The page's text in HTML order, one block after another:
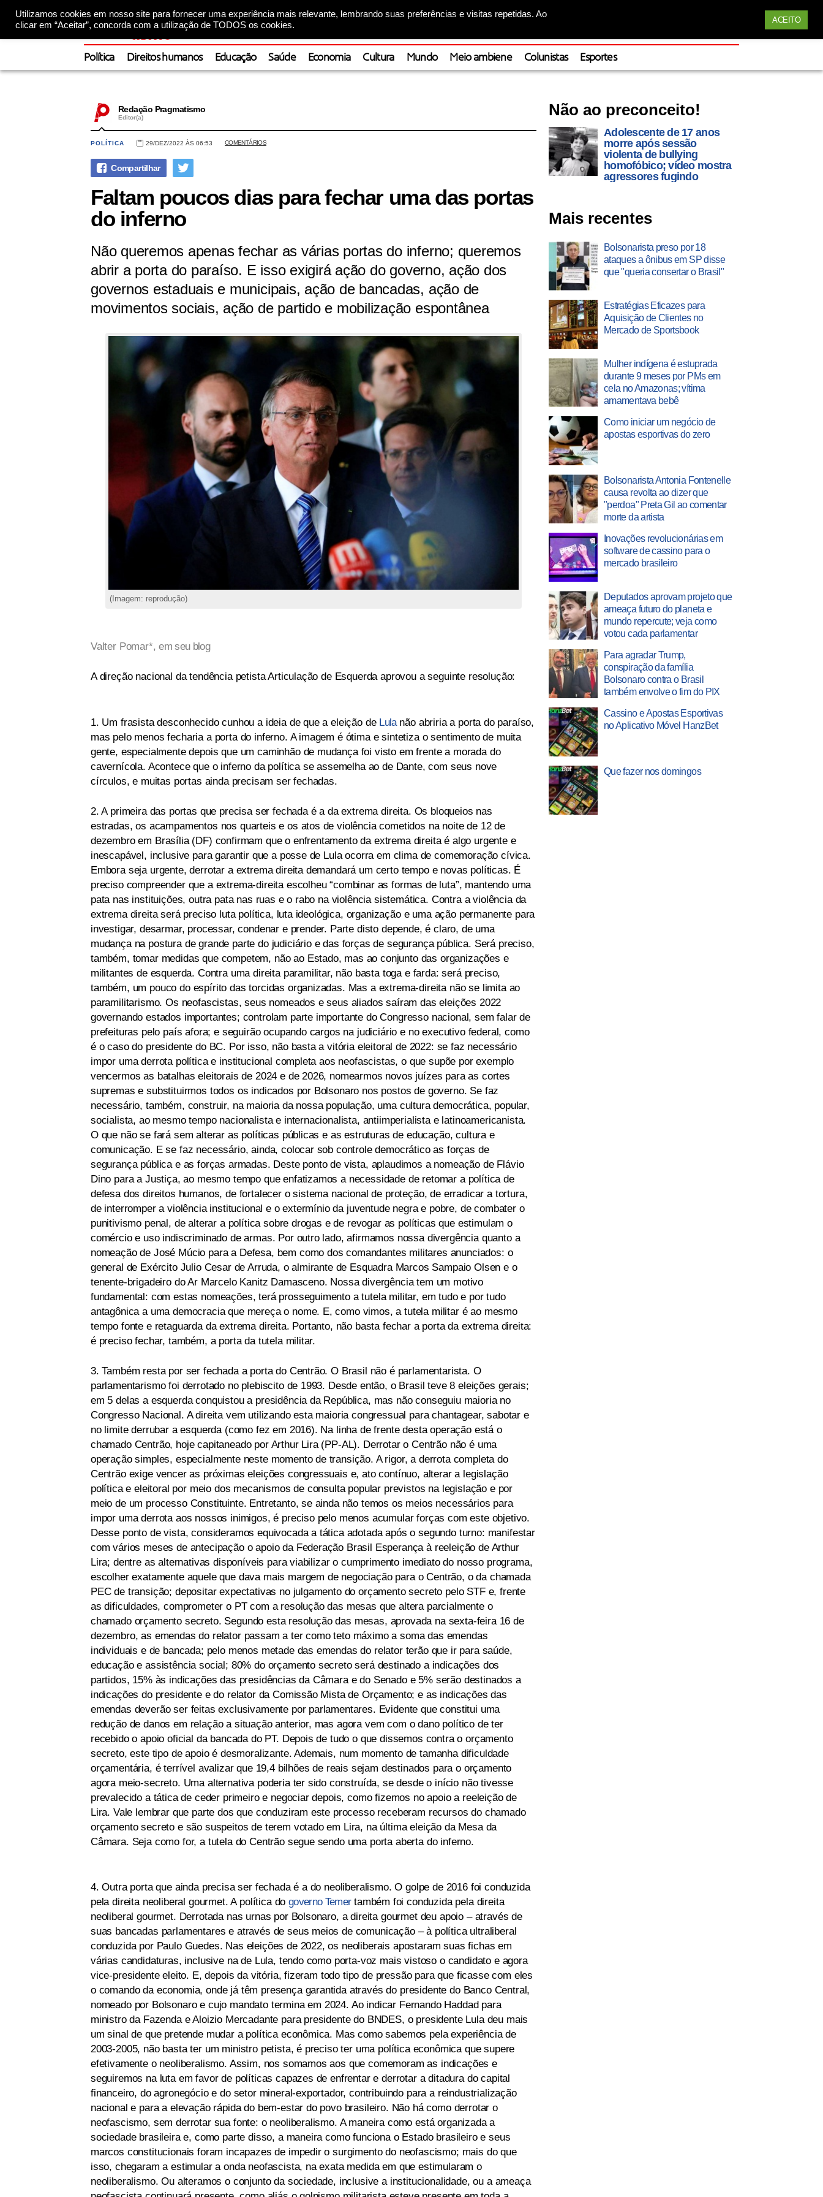
Utilizamos cookies em nosso site para fornecer uma experiência mais relevante, lembrando suas preferências e visitas repetidas. Ao
clicar em “Aceitar”, concorda com a utilização de TODOS os cookies.
ACEITO
Política Direitos humanos Educação Saúde Economia Cultura Mundo Meio ambiene Colunistas Esportes
Redação Pragmatismo
Editor(a)
POLÍTICA 29/DEZ/2022 ÀS 06:53 COMENTÁRIOS
Faltam poucos dias para fechar uma das portas
do inferno
Não queremos apenas fechar as várias portas do inferno; queremos
abrir a porta do paraíso. E isso exigirá ação do governo, ação dos
governos estaduais e municipais, ação de bancadas, ação de
movimentos sociais, ação de partido e mobilização espontânea
(Imagem: reprodução)
Valter Pomar*,em seu blog
A direção nacional da tendência petista Articulação de Esquerda aprovou a seguinte resolução:
1. Um frasista desconhecido cunhou a ideia de que a eleição de Lulanão abriria a porta do paraíso,
mas pelo menos fecharia a porta do inferno. A imagem é ótima e sintetiza o sentimento de muita
gente, especialmente depois que um caminhão de mudança foi visto em frente a morada do
cavernícola. Acontece que o inferno da política se assemelha ao de Dante, com seus nove
círculos, e muitas portas ainda precisam ser fechadas.
2. A primeira das portas que precisa ser fechada é a da extrema direita. Os bloqueios nas
estradas, os acampamentos nos quarteis e os atos de violência cometidos na noite de 12 de
dezembro em Brasília (DF) confirmam que o enfrentamento da extrema direita é algo urgente e
inescapável, inclusive para garantir que a posse de Lula ocorra em clima de comemoração cívica.
Embora seja urgente, derrotar a extrema direita demandará um certo tempo e novas políticas. É
preciso compreender que a extrema-direita escolheu “combinar as formas de luta”, mantendo uma
pata nas instituições, outra pata nas ruas e o rabo na violência sistemática. Contra a violência da
extrema direita será preciso luta política, luta ideológica, organização e uma ação permanente para
investigar, desarmar, processar, condenar e prender. Parte disto depende, é claro, de uma
mudança na postura de grande parte do judiciário e das forças de segurança pública. Será preciso,
também, tomar medidas que competem, não ao Estado, mas ao conjunto das organizações e
militantes de esquerda. Contra uma direita paramilitar, não basta toga e farda: será preciso,
também, um pouco do espírito das torcidas organizadas. Mas a extrema-direita não se limita ao
paramilitarismo. Os neofascistas, seus nomeados e seus aliados saíram das eleições 2022
governando estados importantes; controlam parte importante do Congresso nacional, sem falar de
prefeituras pelo país afora; e seguirão ocupando cargos na judiciário e no executivo federal, como
é o caso do presidente do BC. Por isso, não basta a vitória eleitoral de 2022: se faz necessário
impor uma derrota política e institucional completa aos neofascistas, o que supõe por exemplo
vencermos as batalhas eleitorais de 2024 e de 2026, nomearmos novos juízes para as cortes
supremas e substituirmos todos os indicados por Bolsonaro nos postos de governo. Se faz
necessário, também, construir, na maioria da nossa população, uma cultura democrática, popular,
socialista, ao mesmo tempo nacionalista e internacionalista, antiimperialista e latinoamericanista.
O que não se fará sem alterar as políticas públicas e as estruturas de educação, cultura e
comunicação. E se faz necessário, ainda, colocar sob controle democrático as forças de
segurança pública e as forças armadas. Deste ponto de vista, aplaudimos a nomeação de Flávio
Dino para a Justiça, ao mesmo tempo que enfatizamos a necessidade de retomar a política de
defesa dos direitos humanos, de fortalecer o sistema nacional de proteção, de erradicar a tortura,
de interromper a violência institucional e o extermínio da juventude negra e pobre, de combater o
punitivismo penal, de alterar a política sobre drogas e de revogar as políticas que estimulam o
comércio e uso indiscriminado de armas. Por outro lado, afirmamos nossa divergência quanto a
nomeação de José Múcio para a Defesa, bem como dos comandantes militares anunciados: o
general de Exército Julio Cesar de Arruda, o almirante de Esquadra Marcos Sampaio Olsen e o
tenente-brigadeiro do Ar Marcelo Kanitz Damasceno. Nossa divergência tem um motivo
fundamental: com estas nomeações, terá prosseguimento a tutela militar, em tudo e por tudo
antagônica a uma democracia que mereça o nome. E, como vimos, a tutela militar é ao mesmo
tempo fonte e retaguarda da extrema direita. Portanto, não basta fechar a porta da extrema direita:
é preciso fechar, também, a porta da tutela militar.
3. Também resta por ser fechada a porta do Centrão. O Brasil não é parlamentarista. O
parlamentarismo foi derrotado no plebiscito de 1993. Desde então, o Brasil teve 8 eleições gerais;
em 5 delas a esquerda conquistou a presidência da República, mas não conseguiu maioria no
Congresso Nacional. A direita vem utilizando esta maioria congressual para chantagear, sabotar e
no limite derrubar a esquerda (como fez em 2016). Na linha de frente desta operação está o
chamado Centrão, hoje capitaneado por Arthur Lira (PP-AL). Derrotar o Centrão não é uma
operação simples, especialmente neste momento de transição. A rigor, a derrota completa do
Centrão exige vencer as próximas eleições congressuais e, ato contínuo, alterar a legislação
política e eleitoral por meio dos mecanismos de consulta popular previstos na legislação e por
meio de um processo Constituinte. Entretanto, se ainda não temos os meios necessários para
impor uma derrota aos nossos inimigos, é preciso pelo menos acumular forças com este objetivo.
Desse ponto de vista, consideramos equivocada a tática adotada após o segundo turno: manifestar
com vários meses de antecipação o apoio da Federação Brasil Esperança à reeleição de Arthur
Lira; dentre as alternativas disponíveis para viabilizar o cumprimento imediato do nosso programa,
escolher exatamente aquele que dava mais margem de negociação para o Centrão, o da chamada
PEC de transição; depositar expectativas no julgamento do orçamento secreto pelo STF e, frente
as dificuldades, comprometer o PT com a resolução das mesas que altera parcialmente o
chamado orçamento secreto. Segundo esta resolução das mesas, aprovada na sexta-feira 16 de
dezembro, as emendas do relator passam a ter como teto máximo a soma das emendas
individuais e de bancada; pelo menos metade das emendas do relator terão que ir para saúde,
educação e assistência social; 80% do orçamento secreto será destinado a indicações dos
partidos, 15% às indicações das presidências da Câmara e do Senado e 5% serão destinados a
indicações do presidente e do relator da Comissão Mista de Orçamento; e as indicações das
emendas deverão ser feitas exclusivamente por parlamentares. Evidente que constitui uma
redução de danos em relação a situação anterior, mas agora vem com o dano político de ter
recebido o apoio oficial da bancada do PT. Depois de tudo o que dissemos contra o orçamento
secreto, este tipo de apoio é desmoralizante. Ademais, num momento de tamanha dificuldade
orçamentária, é terrível avalizar que 19,4 bilhões de reais sejam destinados para o orçamento
agora meio-secreto. Uma alternativa poderia ter sido construída, se desde o início não tivesse
prevalecido a tática de ceder primeiro e negociar depois, como fizemos no apoio a reeleição de
Lira. Vale lembrar que parte dos que conduziram este processo receberam recursos do chamado
orçamento secreto e são suspeitos de terem votado em Lira, na última eleição da Mesa da
Câmara. Seja como for, a tutela do Centrão segue sendo uma porta aberta do inferno.
4. Outra porta que ainda precisa ser fechada é a do neoliberalismo. O golpe de 2016 foi conduzida
pela direita neoliberal gourmet. A política dogoverno Temertambém foi conduzida pela direita
neoliberal gourmet. Derrotada nas urnas por Bolsonaro, a direita gourmet deu apoio – através de
suas bancadas parlamentares e através de seus meios de comunicação – à política ultraliberal
conduzida por Paulo Guedes. Nas eleições de 2022, os neoliberais apostaram suas fichas em
várias candidaturas, inclusive na de Lula, tendo como porta-voz mais vistoso o candidato e agora
vice-presidente eleito. E, depois da vitória, fizeram todo tipo de pressão para que ficasse com eles
o comando da economia, onde já têm presença garantida através do presidente do Banco Central,
nomeado por Bolsonaro e cujo mandato termina em 2024. Ao indicar Fernando Haddad para
ministro da Fazenda e Aloizio Mercadante para presidente do BNDES, o presidente Lula deu mais
um sinal de que pretende mudar a política econômica. Mas como sabemos pela experiência de
2003-2005, não basta ter um ministro petista, é preciso ter uma política econômica que supere
efetivamente o neoliberalismo. Assim, nos somamos aos que comemoram as indicações e
seguiremos na luta em favor de políticas capazes de enfrentar e derrotar a ditadura do capital
financeiro, do agronegócio e do setor mineral-exportador, contribuindo para a reindustrialização
nacional e para a elevação rápida do bem-estar do povo brasileiro. Não há como derrotar o
neofascismo, sem derrotar sua fonte: o neoliberalismo. A maneira como está organizada a
sociedade brasileira e, como parte disso, a maneira como funciona o Estado brasileiro e seus
marcos constitucionais foram incapazes de impedir o surgimento do neofascismo; mais do que
isso, chegaram a estimular a onda neofascista, na exata medida em que estimularam o
neoliberalismo. Ou alteramos o conjunto da sociedade, inclusive a institucionalidade, ou a ameaça
Não ao preconceito!
Adolescente de 17 anos
morre após sessão
violenta de bullying
homofóbico; vídeo mostra
agressores fugindo
Mais recentes
Bolsonarista preso por 18
ataques a ônibus em SP disse
que "queria consertar o Brasil"
Estratégias Eficazes para
Aquisição de Clientes no
Mercado de Sportsbook
Mulher indígena é estuprada
durante 9 meses por PMs em
cela no Amazonas; vítima
amamentava bebê
Como iniciar um negócio de
apostas esportivas do zero
Bolsonarista Antonia Fontenelle
causa revolta ao dizer que
"perdoa" Preta Gil ao comentar
morte da artista
Inovações revolucionárias em
software de cassino para o
mercado brasileiro
Deputados aprovam projeto que
ameaça futuro do planeta e
mundo repercute; veja como
votou cada parlamentar
Para agradar Trump,
conspiração da família
Bolsonaro contra o Brasil
também envolve o fim do PIX
Cassino e Apostas Esportivas
no Aplicativo Móvel HanzBet
Que fazer nos domingos